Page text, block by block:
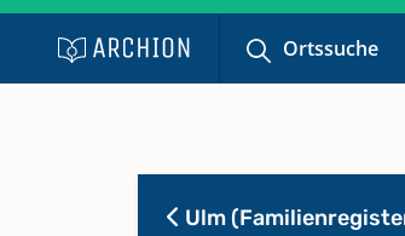
Ortssuche
Ulm
Familienregister
Familienregister